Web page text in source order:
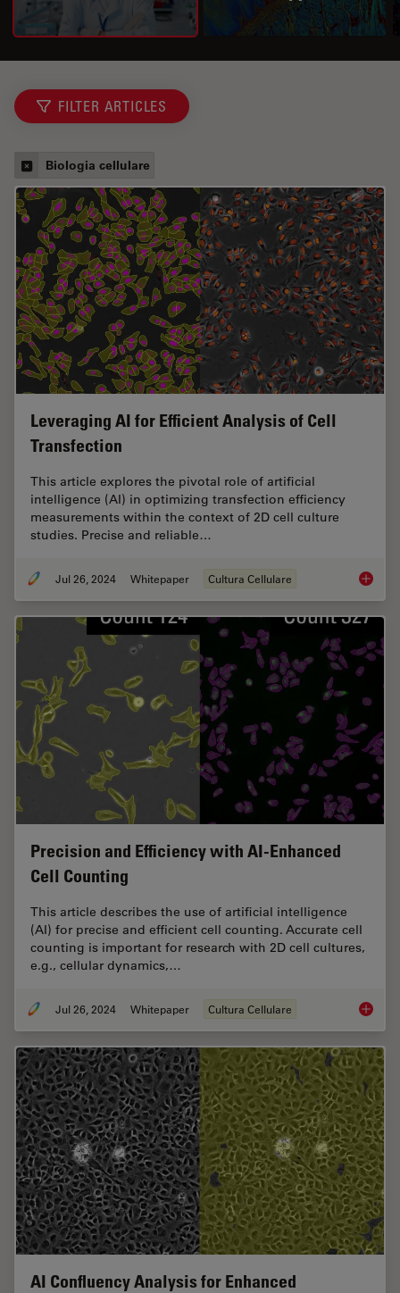
FILTER ARTICLES
Biologia cellulare
Leveraging AI for Efficient Analysis of Cell
Transfection
This article explores the pivotal role of artificial
intelligence (AI) in optimizing transfection efficiency
measurements within the context of 2D cell culture
studies. Precise and reliable…
Jul 26, 2024 Whitepaper Cultura Cellulare
Precision and Efficiency with AI-Enhanced
Cell Counting
This article describes the use of artificial intelligence
(AI) for precise and efficient cell counting. Accurate cell
counting is important for research with 2D cell cultures,
e.g., cellular dynamics,…
Jul 26, 2024 Whitepaper Cultura Cellulare
AI Confluency Analysis for Enhanced